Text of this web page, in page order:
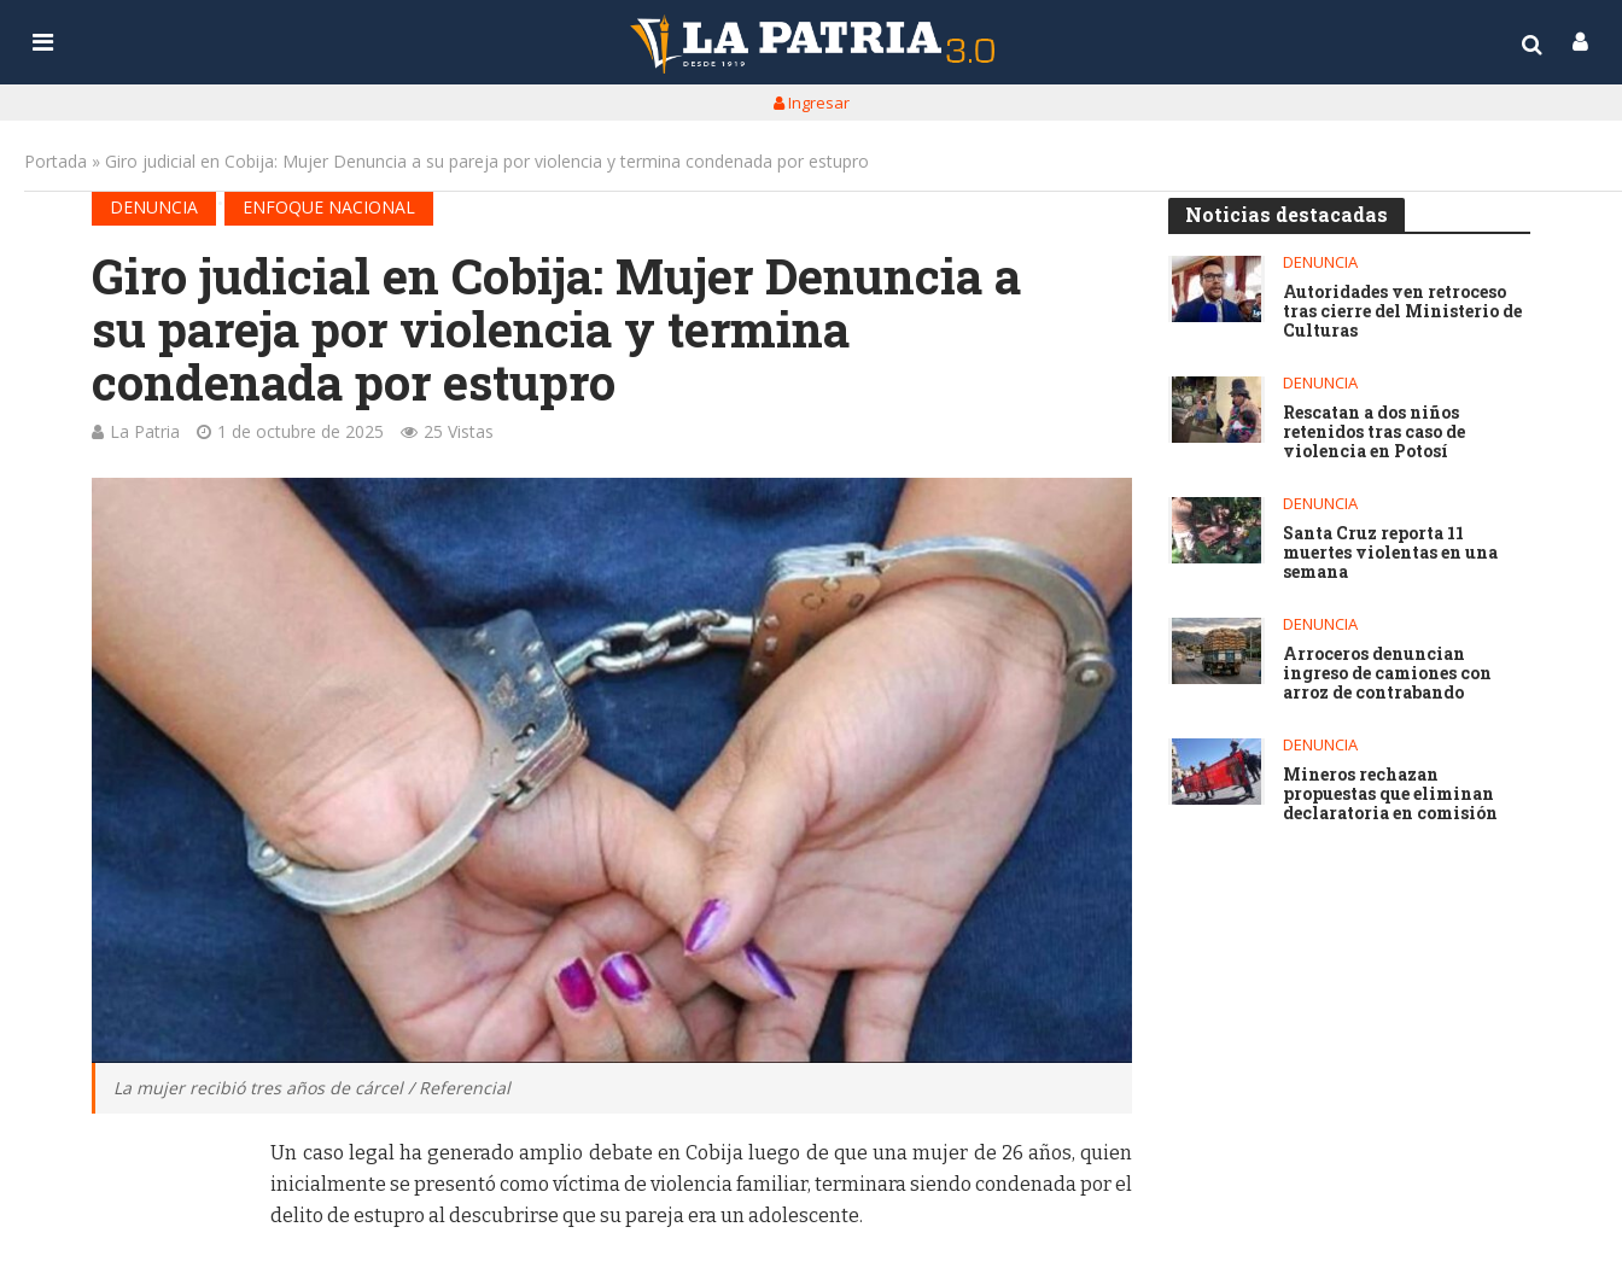
Ingresar
Portada » Giro judicial en Cobija: Mujer Denuncia a su pareja por violencia y termina condenada por estupro
DENUNCIA
ENFOQUE NACIONAL
Giro judicial en Cobija: Mujer Denuncia a
su pareja por violencia y termina
condenada por estupro
La Patria 1 de octubre de 2025 25 Vistas
La mujer recibió tres años de cárcel / Referencial
Un caso legal ha generado amplio debate en Cobija luego de que una mujer de 26 años, quien
inicialmente se presentó como víctima de violencia familiar, terminara siendo condenada por el
delito de estupro al descubrirse que su pareja era un adolescente.
Noticias destacadas
DENUNCIA
Autoridades ven retroceso
tras cierre del Ministerio de
Culturas
DENUNCIA
Rescatan a dos niños
retenidos tras caso de
violencia en Potosí
DENUNCIA
Santa Cruz reporta 11
muertes violentas en una
semana
DENUNCIA
Arroceros denuncian
ingreso de camiones con
arroz de contrabando
DENUNCIA
Mineros rechazan
propuestas que eliminan
declaratoria en comisión